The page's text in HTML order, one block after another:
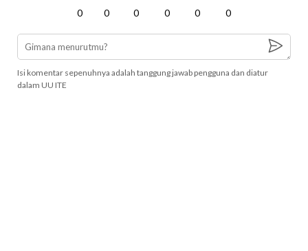
0 0 0 0 0 0
Isi komentar sepenuhnya adalah tanggung jawab pengguna dan diatur
dalam UU ITE